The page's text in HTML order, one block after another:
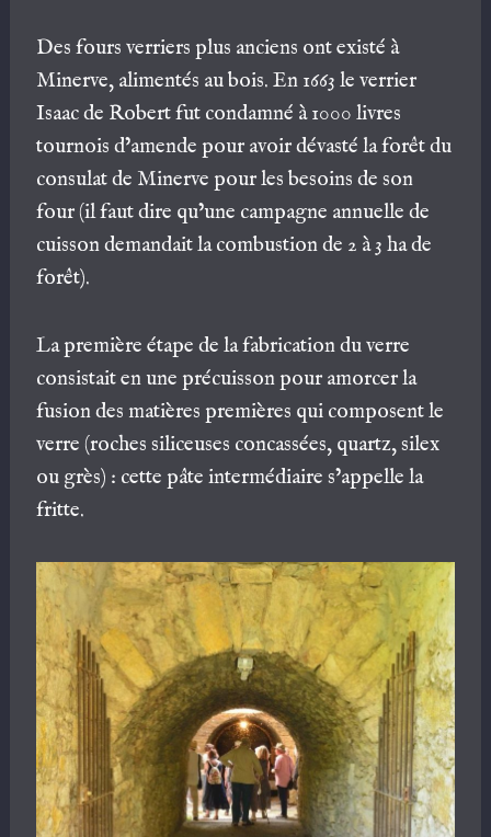
Des fours verriers plus anciens ont existé à
Minerve, alimentés au bois. En 1663 le verrier
Isaac de Robert fut condamné à 1000 livres
tournois d’amende pour avoir dévasté la forêt du
consulat de Minerve pour les besoins de son
four (il faut dire qu’une campagne annuelle de
cuisson demandait la combustion de 2 à 3 ha de
forêt).
La première étape de la fabrication du verre
consistait en une précuisson pour amorcer la
fusion des matières premières qui composent le
verre (roches siliceuses concassées, quartz, silex
ou grès) : cette pâte intermédiaire s’appelle la
fritte.